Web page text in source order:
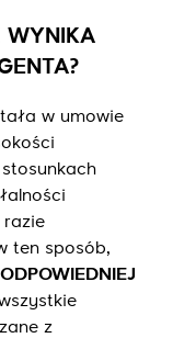
WYNIKA
w umowie
razie
ten sposób,
ODPOWIEDNIEJ
z